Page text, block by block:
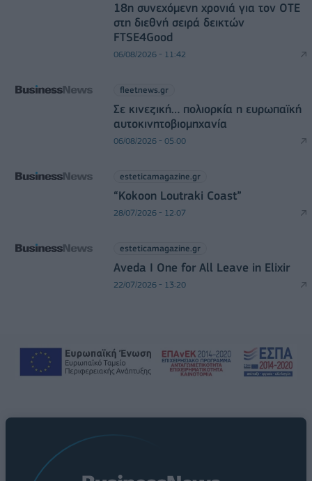
18η συνεχόμενη χρονιά για τον ΟΤΕ
στη διεθνή σειρά δεικτών
FTSE4Good
06/08/2026 - 11:42
fleetnews.gr
Σε κινεζική… πολιορκία η ευρωπαϊκή
αυτοκινητοβιομηχανία
06/08/2026 - 05:00
esteticamagazine.gr
“Kokoon Loutraki Coast”
28/07/2026 - 12:07
esteticamagazine.gr
Aveda I One for All Leave in Elixir
22/07/2026 - 13:20